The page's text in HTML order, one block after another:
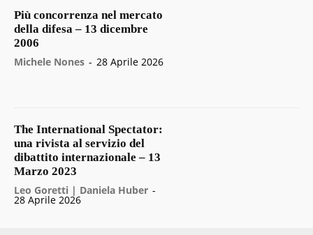
Più concorrenza nel mercato
della difesa – 13 dicembre
2006
Michele Nones - 28 Aprile 2026
The International Spectator:
una rivista al servizio del
dibattito internazionale – 13
Marzo 2023
Leo Goretti | Daniela Huber -
28 Aprile 2026